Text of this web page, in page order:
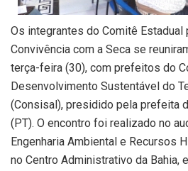
Os integrantes do Comitê Estadual
Convivência com a Seca se
terça-feira (30), com prefeitos do
Desenvolvimento Sustentável do
(Consisal), presidido pela prefeita
(PT). O encontro foi realizado no
Engenharia Ambiental e Recursos
no Centro Administrativo da Bahia,